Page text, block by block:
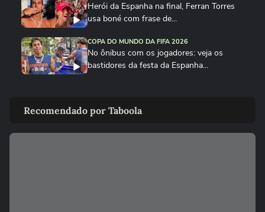
Herói da Espanha na final, Ferran Torres
usa boné com frase de...
COPA DO MUNDO DA FIFA 2026
No ônibus com os jogadores: veja os
bastidores da festa da Espanha...
música viral criada por...
COPA DO MUNDO DA FIFA 2026
Recomendado por Taboola